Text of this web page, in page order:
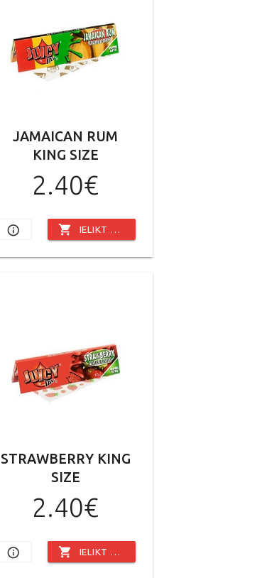
JAMAICAN RUM
KING SIZE
2.40€
info_outline shopping_cart IELIKT GROZĀ
STRAWBERRY KING
SIZE
2.40€
info_outline shopping_cart IELIKT GROZĀ